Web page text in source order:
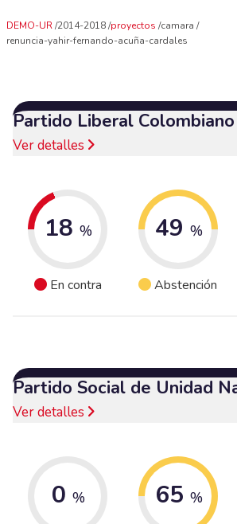
DEMO-UR 2014-2018 proyectos camara
renuncia-yahir-fernando-acuña-cardales
Partido Liberal Colombiano
Ver detalles
18 %
En contra
49 %
Abstención
Partido Social de Unidad
Ver detalles
0 % 65 %